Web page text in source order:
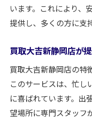
います。これにより、
提供し、多くの方に支
買取大吉新静岡店が
買取大吉新静岡店の特
このサービスは、忙し
に喜ばれています。出
望場所に専門スタッフ